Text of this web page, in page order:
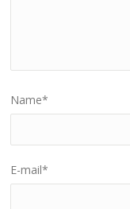
Name*
E-mail*